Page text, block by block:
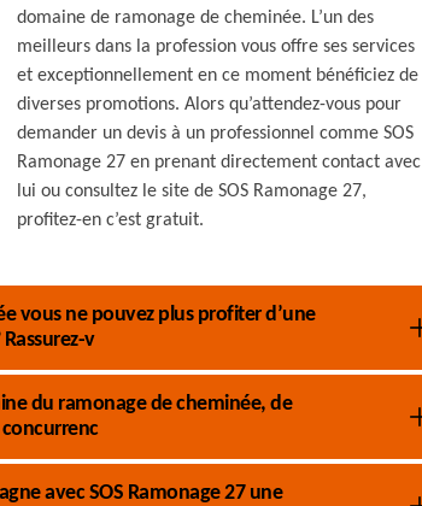
domaine de ramonage de cheminée. L’un des
meilleurs dans la profession vous offre ses services
et exceptionnellement en ce moment bénéficiez de
diverses promotions. Alors qu’attendez-vous pour
demander un devis à un professionnel comme SOS
Ramonage 27 en prenant directement contact avec
lui ou consultez le site de SOS Ramonage 27,
profitez-en c’est gratuit.
vous ne pouvez plus profiter d’une
v
du ramonage de cheminée, de
avec SOS Ramonage 27 une